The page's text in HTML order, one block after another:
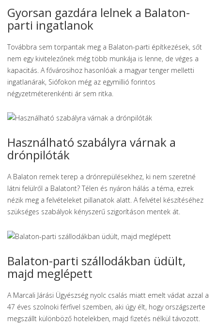
Gyorsan gazdára lelnek a Balaton-
parti ingatlanok
Továbbra sem torpantak meg a Balaton-parti építkezések, sőt
nem egy kivitelezőnek még több munkája is lenne, de véges a
kapacitás. A fővárosihoz hasonlóak a magyar tenger melletti
ingatlanárak, Siófokon még az egymillió forintos
négyzetméterenkénti ár sem ritka.
Használható szabályra várnak a
drónpilóták
A Balaton remek terep a drónrepülésekhez, ki nem szeretné
látni felülről a Balatont? Télen és nyáron hálás a téma, ezrek
nézik meg a felvételeket pillanatok alatt. A felvétel készítéséhez
szükséges szabályok kényszerű szigorításon mentek át.
Balaton-parti szállodákban üdült,
majd meglépett
A Marcali Járási Ügyészség nyolc csalás miatt emelt vádat azzal a
47 éves szolnoki férfivel szemben, aki úgy élt, hogy országszerte
megszállt különböző hotelekben, majd fizetés nélkül távozott.